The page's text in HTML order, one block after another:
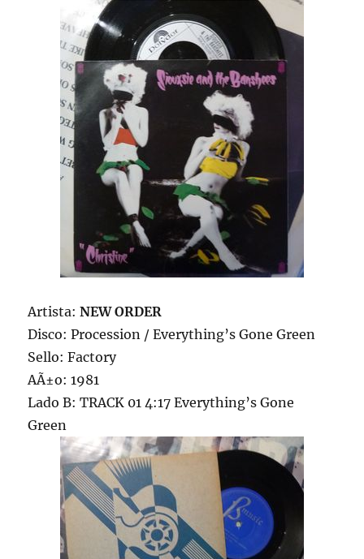
Artista:NEW ORDER
Disco: Procession / Everything’s Gone Green
Sello: Factory
AÃ±o: 1981
Lado B: TRACK 01 4:17 Everything’s Gone
Green